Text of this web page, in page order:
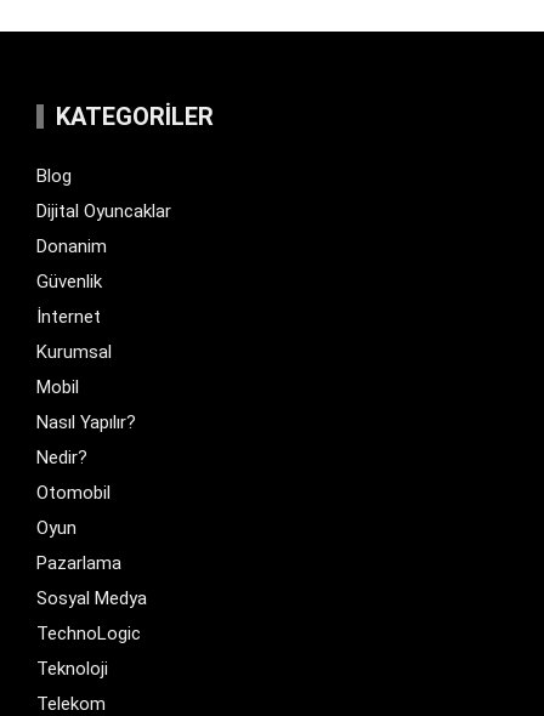
KATEGORILER
Blog
Dijital Oyuncaklar
Donanim
Güvenlik
İnternet
Kurumsal
Mobil
Nasıl Yapılır?
Nedir?
Otomobil
Oyun
Pazarlama
Sosyal Medya
TechnoLogic
Teknoloji
Telekom